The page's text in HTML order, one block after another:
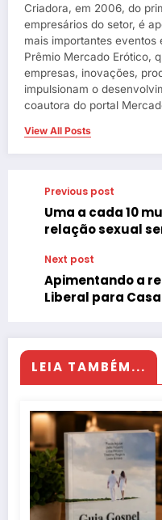
Criadora, em 2006, do
empresários do setor, é
mais importantes eventos
Prêmio Mercado Erótico,
empresas, inovações,
impulsionam o
coautora do portal
View All Posts
Previous post
Uma a cada 10
relação sexual
Next post
Apimentando a
Liberal para
LEIA TAMBÉM...